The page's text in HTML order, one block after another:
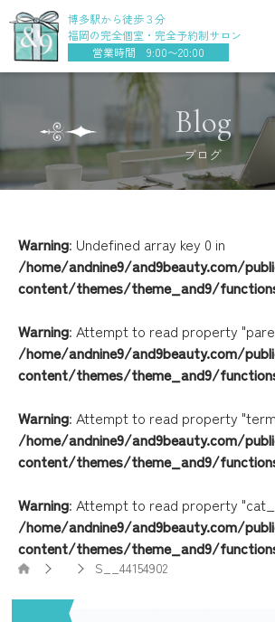
博多駅から徒歩３分
福岡の完全個室・完全予約制サロン
営業時間 9:00〜20:00
Blog
ブログ
Warning: Undefined array key 0 in
/home/andnine9/and9beauty.com/
content/themes/theme_and9/
Warning: Attempt to read property
/home/andnine9/and9beauty.com/
content/themes/theme_and9/
Warning: Attempt to read property
/home/andnine9/and9beauty.com/
content/themes/theme_and9/
Warning: Attempt to read property
/home/andnine9/and9beauty.com/
content/themes/theme_and9/
S__44154902